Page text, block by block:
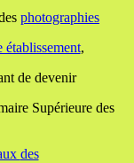
photographies
établissement,
de devenir
Supérieure des
des